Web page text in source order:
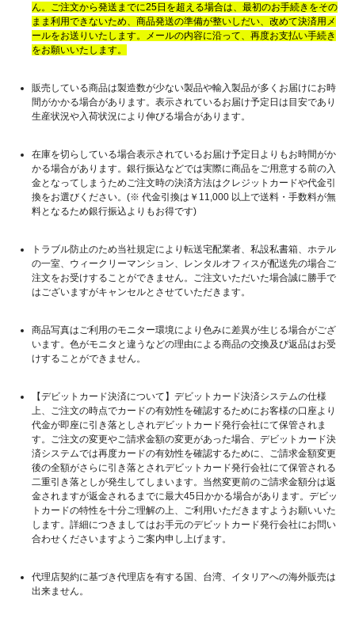
ん。ご注文から発送までに25日を超える場合は、最初のお手続きをその
まま利用できないため、商品発送の準備が整いしだい、改めて決済用メ
ールをお送りいたします。メールの内容に沿って、再度お支払い手続き
をお願いいたします。
販売している商品は製造数が少ない製品や輸入製品が多くお届けにお時
間がかかる場合があります。表示されているお届け予定日は目安であり
生産状況や入荷状況により伸びる場合があります。
在庫を切らしている場合表示されているお届け予定日よりもお時間がか
かる場合があります。銀行振込などでは実際に商品をご用意する前の入
金となってしまうためご注文時の決済方法はクレジットカードや代金引
換をお選びください。(※ 代金引換は￥11,000 以上で送料・手数料が無
料となるため銀行振込よりもお得です)
トラブル防止のため当社規定により転送宅配業者、私設私書箱、ホテル
の一室、ウィークリーマンション、レンタルオフィスが配送先の場合ご
注文をお受けすることができません。ご注文いただいた場合誠に勝手で
はございますがキャンセルとさせていただきます。
商品写真はご利用のモニター環境により色みに差異が生じる場合がござ
います。色がモニタと違うなどの理由による商品の交換及び返品はお受
けすることができません。
【デビットカード決済について】デビットカード決済システムの仕様
上、ご注文の時点でカードの有効性を確認するためにお客様の口座より
代金が即座に引き落としされデビットカード発行会社にて保管されま
す。ご注文の変更やご請求金額の変更があった場合、デビットカード決
済システムでは再度カードの有効性を確認するために、ご請求金額変更
後の全額がさらに引き落とされデビットカード発行会社にて保管される
二重引き落としが発生してしまいます。当然変更前のご請求金額分は返
金されますが返金されるまでに最大45日かかる場合があります。デビッ
トカードの特性を十分ご理解の上、ご利用いただきますようお願いいた
します。詳細につきましてはお手元のデビットカード発行会社にお問い
合わせくださいますようご案内申し上げます。
代理店契約に基づき代理店を有する国、台湾、イタリアへの海外販売は
出来ません。